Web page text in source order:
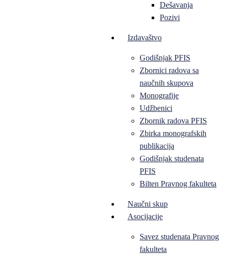
Dešavanja
Pozivi
Izdavaštvo
Godišnjak PFIS
Zbornici radova sa
naučnih skupova
Monografije
Udžbenici
Zbornik radova PFIS
Zbirka monografskih
publikacija
Godišnjak studenata
PFIS
Bilten Pravnog fakulteta
Naučni skup
Asocijacije
Savez studenata Pravnog
fakulteta